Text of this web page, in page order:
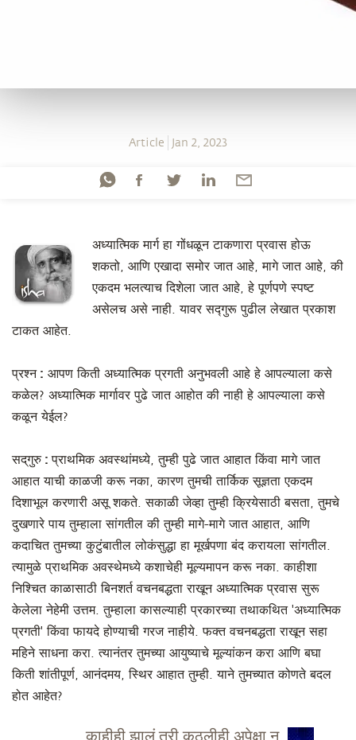
Article Jan 2, 2023
अध्यात्मिक मार्ग हा गोंधळून टाकणारा प्रवास होऊ
शकतो, आणि एखादा समोर जात आहे, मागे जात आहे, की
एकदम भलत्याच दिशेला जात आहे, हे पूर्णपणे स्पष्ट
असेलच असे नाही. यावर सद्गुरू पुढील लेखात प्रकाश
टाकत आहेत.
प्रश्न : आपण किती अध्यात्मिक प्रगती अनुभवली आहे हे आपल्याला कसे
कळेल? अध्यात्मिक मार्गावर पुढे जात आहोत की नाही हे आपल्याला कसे
कळून येईल?
सद्‌गुरु :प्राथमिक अवस्थांमध्ये, तुम्ही पुढे जात आहात किंवा मागे जात
आहात याची काळजी करू नका, कारण तुमची तार्किक सूज्ञता एकदम
दिशाभूल करणारी असू शकते. सकाळी जेव्हा तुम्ही क्रियेसाठी बसता, तुमचे
दुखणारे पाय तुम्हाला सांगतील की तुम्ही मागे-मागे जात आहात, आणि
कदाचित तुमच्या कुटुंबातील लोकंसुद्धा हा मूर्खपणा बंद करायला सांगतील.
त्यामुळे प्राथमिक अवस्थेमध्ये कशाचेही मूल्यमापन करू नका. काहीशा
निश्चित काळासाठी बिनशर्त वचनबद्धता राखून अध्यात्मिक प्रवास सुरू
केलेला नेहेमी उत्तम. तुम्हाला कासल्याही प्रकारच्या तथाकथित 'अध्यात्मिक
प्रगती' किंवा फायदे होण्याची गरज नाहीये. फक्त वचनबद्धता राखून सहा
महिने साधना करा. त्यानंतर तुमच्या आयुष्याचे मूल्यांकन करा आणि बघा
किती शांतीपूर्ण, आनंदमय, स्थिर आहात तुम्ही. याने तुमच्यात कोणते बदल
होत आहेत?
काहीही झालं तरी कुठलीही अपेक्षा न